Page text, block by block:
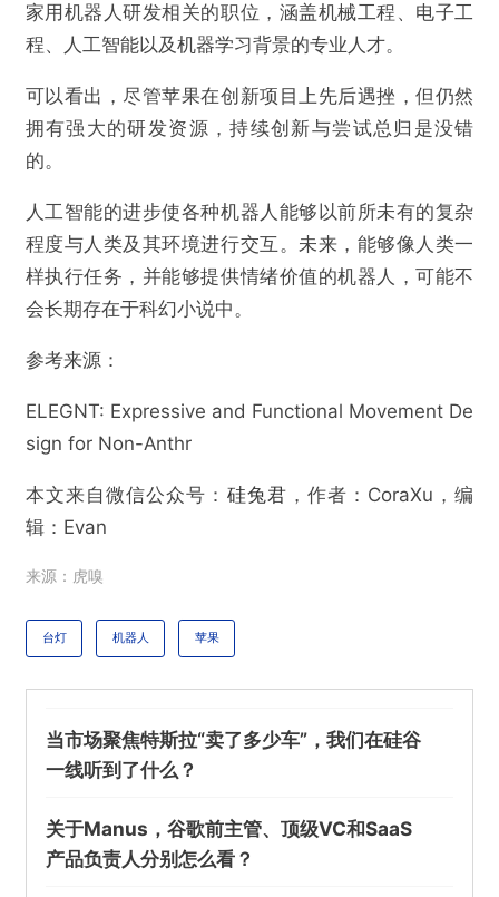
家用机器人研发相关的职位，涵盖机械工程、电子工
程、人工智能以及机器学习背景的专业人才。
可以看出，尽管苹果在创新项目上先后遇挫，但仍然
拥有强大的研发资源，持续创新与尝试总归是没错
的。
人工智能的进步使各种机器人能够以前所未有的复杂
程度与人类及其环境进行交互。未来，能够像人类一
样执行任务，并能够提供情绪价值的机器人，可能不
会长期存在于科幻小说中。
参考来源：
ELEGNT: Expressive and Functional Movement De
sign for Non-Anthr
本文来自微信公众号： 硅兔君 ，作者：CoraXu，编
辑：Evan
来源：虎嗅
台灯 机器人 苹果
当市场聚焦特斯拉“卖了多少车”，我们在硅谷
一线听到了什么？
关于Manus，谷歌前主管、顶级VC和SaaS
产品负责人分别怎么看？